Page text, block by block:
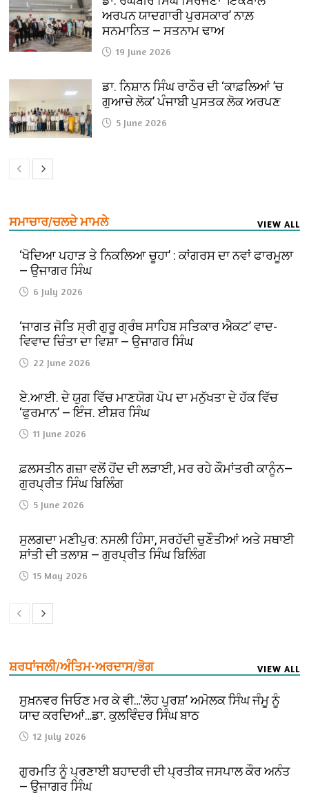
ਅਰਪਨ ਯਾਦਗਾਰੀ ਪੁਰਸਕਾਰ’ ਨਾਲ਼
ਸਨਮਾਨਿਤ — ਸਤਨਾਮ ਢਾਅ
19 June 2026
ਡਾ. ਨਿਸ਼ਾਨ ਸਿੰਘ ਰਾਠੌਰ ਦੀ ‘ਕਾਫ਼ਲਿਆਂ ’ਚ
ਗੁਆਚੇ ਲੋਕ’ ਪੰਜਾਬੀ ਪੁਸਤਕ ਲੋਕ ਅਰਪਣ
5 June 2026
ਸਮਾਚਾਰ/ਚਲਦੇ ਮਾਮਲੇ VIEW ALL
‘ਖੋਦਿਆ ਪਹਾੜ ਤੇ ਨਿਕਲਿਆ ਚੂਹਾ’ : ਕਾਂਗਰਸ ਦਾ ਨਵਾਂ ਫਾਰਮੂਲਾ
— ਉਜਾਗਰ ਸਿੰਘ
6 July 2026
‘ਜਾਗਤ ਜੋਤਿ ਸ੍ਰੀ ਗੁਰੂ ਗ੍ਰੰਥ ਸਾਹਿਬ ਸਤਿਕਾਰ ਐਕਟ’ ਵਾਦ-
ਵਿਵਾਦ ਚਿੰਤਾ ਦਾ ਵਿਸ਼ਾ — ਉਜਾਗਰ ਸਿੰਘ
22 June 2026
ਏ.ਆਈ. ਦੇ ਯੁਗ ਵਿੱਚ ਮਾਣਯੋਗ ਪੋਪ ਦਾ ਮਨੁੱਖਤਾ ਦੇ ਹੱਕ ਵਿੱਚ
‘ਫੁਰਮਾਨ’ — ਇੰਜ. ਈਸ਼ਰ ਸਿੰਘ
11 June 2026
ਫ਼ਲਸਤੀਨ ਗਜ਼ਾ ਵਲੋਂ ਹੋਂਦ ਦੀ ਲੜਾਈ, ਮਰ ਰਹੇ ਕੌਮਾਂਤਰੀ ਕਾਨੂੰਨ—
ਗੁਰਪ੍ਰੀਤ ਸਿੰਘ ਬਿਲਿੰਗ
5 June 2026
ਸੁਲਗਦਾ ਮਣੀਪੁਰ: ਨਸਲੀ ਹਿੰਸਾ, ਸਰਹੱਦੀ ਚੁਣੌਤੀਆਂ ਅਤੇ ਸਥਾਈ
ਸ਼ਾਂਤੀ ਦੀ ਤਲਾਸ਼ — ਗੁਰਪ੍ਰੀਤ ਸਿੰਘ ਬਿਲਿੰਗ
15 May 2026
ਸ਼ਰਧਾਂਜਲੀ/ਅੰਤਿਮ-ਅਰਦਾਸ/ਭੋਗ VIEW ALL
ਸੁਖ਼ਨਵਰ ਜਿਓਣ ਮਰ ਕੇ ਵੀ…‘ਲੋਹ ਪੁਰਸ਼’ ਅਮੋਲਕ ਸਿੰਘ ਜੰਮੂ ਨੂੰ
ਯਾਦ ਕਰਦਿਆਂ…ਡਾ. ਕੁਲਵਿੰਦਰ ਸਿੰਘ ਬਾਠ
12 July 2026
ਗੁਰਮਤਿ ਨੂੰ ਪ੍ਰਣਾਈ ਬਹਾਦਰੀ ਦੀ ਪ੍ਰਤੀਕ ਜਸਪਾਲ ਕੌਰ ਅਨੰਤ
— ਉਜਾਗਰ ਸਿੰਘ